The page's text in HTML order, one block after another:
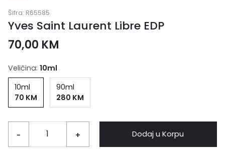
Šifra: R65585
Yves Saint Laurent Libre EDP
70,00 KM
Veličina: 10ml
10ml
70 KM
90ml
280 KM
- + Dodaj u Korpu